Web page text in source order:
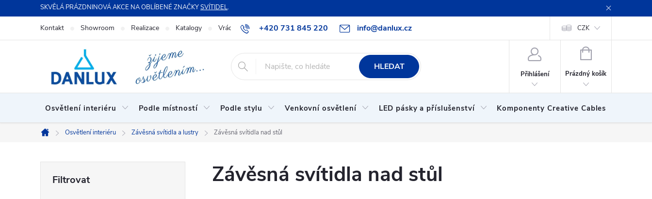
na
SKVĚLÁ PRÁZDNINOVÁ AKCE NA OBLÍBENÉ ZNAČKYSVÍTIDEL.
+420 731 845 220 info@danlux.cz
Kontakt Showroom Realizace Katalogy Vrácení zboží a reklamace O nás B2B spolupráce Hodnocení obchodu Podmínky ochrany
CZK
HLEDAT
Přihlášení
NÁKUPNÍ
Prázdný košík
Osvětlení interiéru Podle místností Podle stylu Venkovní osvětlení LED pásky a příslušenství Komponenty Creative Cables
Domů
Osvětlení interiéru Závěsná svítidla a lustry Závěsná svítidla nad stůl
Závěsná svítidla nad stůl